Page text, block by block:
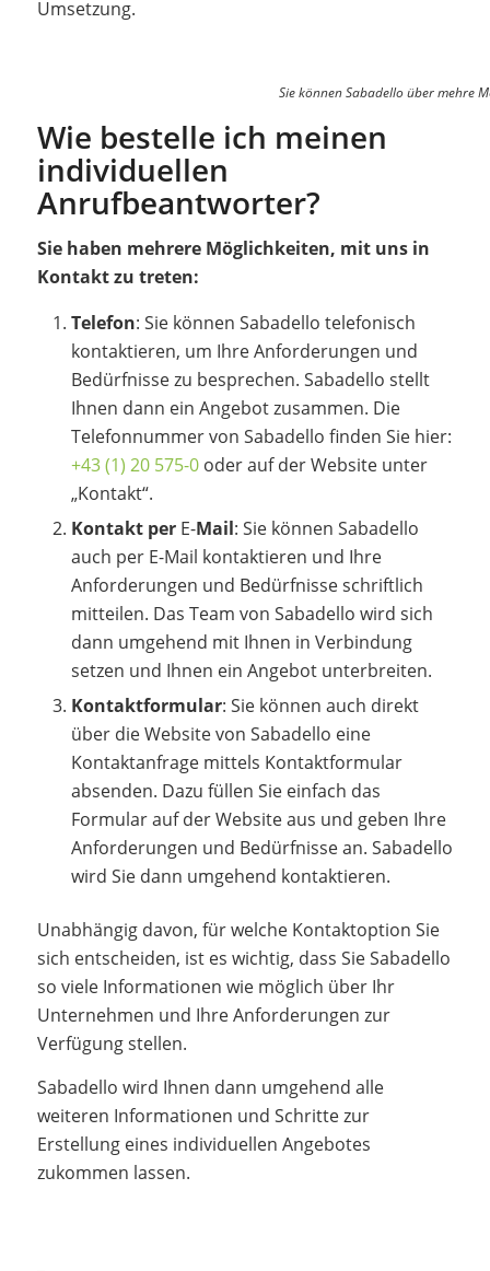
Umsetzung.
Sie können Sabadello über mehre
Wie bestelle ich meinen
individuellen
Anrufbeantworter?
Sie haben mehrere Möglichkeiten, mit uns in
Kontakt zu treten:
Telefon: Sie können Sabadello telefonisch
kontaktieren, um Ihre Anforderungen und
Bedürfnisse zu besprechen. Sabadello stellt
Ihnen dann ein Angebot zusammen. Die
Telefonnummer von Sabadello finden Sie hier:
+43 (1) 20 575-0oder auf der Website unter
„Kontakt“.
Kontakt per E-Mail: Sie können Sabadello
auch per E-Mail kontaktieren und Ihre
Anforderungen und Bedürfnisse schriftlich
mitteilen. Das Team von Sabadello wird sich
dann umgehend mit Ihnen in Verbindung
setzen und Ihnen ein Angebot unterbreiten.
Kontaktformular: Sie können auch direkt
über die Website von Sabadello eine
Kontaktanfrage mittels Kontaktformular
absenden. Dazu füllen Sie einfach das
Formular auf der Website aus und geben Ihre
Anforderungen und Bedürfnisse an. Sabadello
wird Sie dann umgehend kontaktieren.
Unabhängig davon, für welche Kontaktoption Sie
sich entscheiden, ist es wichtig, dass Sie Sabadello
so viele Informationen wie möglich über Ihr
Unternehmen und Ihre Anforderungen zur
Verfügung stellen.
Sabadello wird Ihnen dann umgehend alle
weiteren Informationen und Schritte zur
Erstellung eines individuellen Angebotes
zukommen lassen.